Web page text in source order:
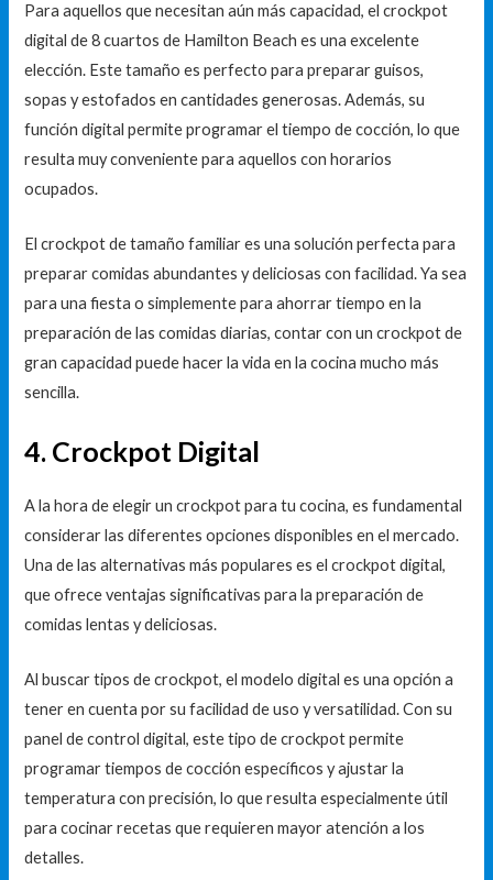
Para aquellos que necesitan aún más capacidad, el crockpot
digital de 8 cuartos de Hamilton Beach es una excelente
elección. Este tamaño es perfecto para preparar guisos,
sopas y estofados en cantidades generosas. Además, su
función digital permite programar el tiempo de cocción, lo que
resulta muy conveniente para aquellos con horarios
ocupados.
El crockpot de tamaño familiar es una solución perfecta para
preparar comidas abundantes y deliciosas con facilidad. Ya sea
para una fiesta o simplemente para ahorrar tiempo en la
preparación de las comidas diarias, contar con un crockpot de
gran capacidad puede hacer la vida en la cocina mucho más
sencilla.
4. Crockpot Digital
A la hora de elegir un crockpot para tu cocina, es fundamental
considerar las diferentes opciones disponibles en el mercado.
Una de las alternativas más populares es el crockpot digital,
que ofrece ventajas significativas para la preparación de
comidas lentas y deliciosas.
Al buscar tipos de crockpot, el modelo digital es una opción a
tener en cuenta por su facilidad de uso y versatilidad. Con su
panel de control digital, este tipo de crockpot permite
programar tiempos de cocción específicos y ajustar la
temperatura con precisión, lo que resulta especialmente útil
para cocinar recetas que requieren mayor atención a los
detalles.